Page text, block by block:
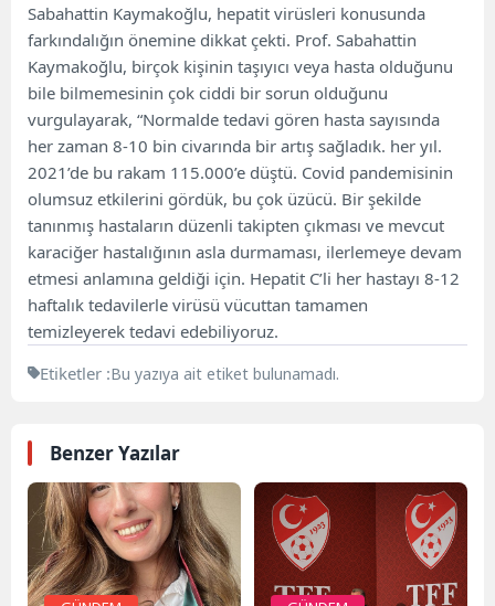
Sabahattin Kaymakoğlu, hepatit virüsleri konusunda
farkındalığın önemine dikkat çekti. Prof. Sabahattin
Kaymakoğlu, birçok kişinin taşıyıcı veya hasta olduğunu
bile bilmemesinin çok ciddi bir sorun olduğunu
vurgulayarak, “Normalde tedavi gören hasta sayısında
her zaman 8-10 bin civarında bir artış sağladık. her yıl.
2021’de bu rakam 115.000’e düştü. Covid pandemisinin
olumsuz etkilerini gördük, bu çok üzücü. Bir şekilde
tanınmış hastaların düzenli takipten çıkması ve mevcut
karaciğer hastalığının asla durmaması, ilerlemeye devam
etmesi anlamına geldiği için. Hepatit C’li her hastayı 8-12
haftalık tedavilerle virüsü vücuttan tamamen
temizleyerek tedavi edebiliyoruz.
Etiketler :Bu yazıya ait etiket bulunamadı.
Benzer Yazılar